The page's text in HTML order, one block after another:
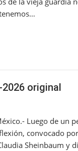
original
Luego de un
convocado
Sheinbaum y